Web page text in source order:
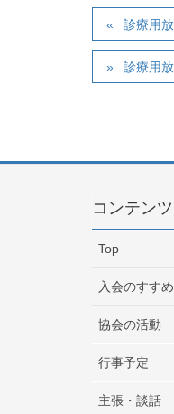
診療用
診療用
コンテンツ
Top
入会のすすめ
協会の活動
行事予定
主張・談話